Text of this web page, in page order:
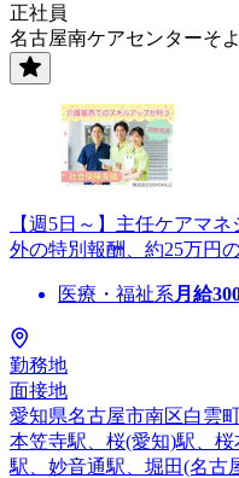
正社員
名古屋南ケアセンターそ
【週5日～】主任ケアマ
外の特別報酬、約25万円
医療・福祉系 月給
勤務地
面接地
愛知県名古屋市南区白雲
本笠寺駅、桜(愛知)駅、
駅、妙音通駅、堀田(名古